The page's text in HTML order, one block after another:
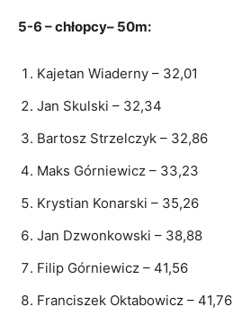
5-6 – chłopcy– 50m:
Kajetan Wiaderny – 32,01
Jan Skulski – 32,34
Bartosz Strzelczyk – 32,86
Maks Górniewicz – 33,23
Krystian Konarski – 35,26
Jan Dzwonkowski – 38,88
Filip Górniewicz – 41,56
Franciszek Oktabowicz – 41,76